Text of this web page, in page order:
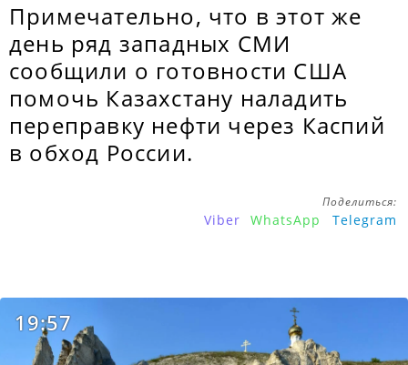
Примечательно, что в этот же
день ряд западных СМИ
сообщили о готовности США
помочь Казахстану наладить
переправку нефти через Каспий
в обход России.
Поделиться:
Viber WhatsApp Telegram
19:57